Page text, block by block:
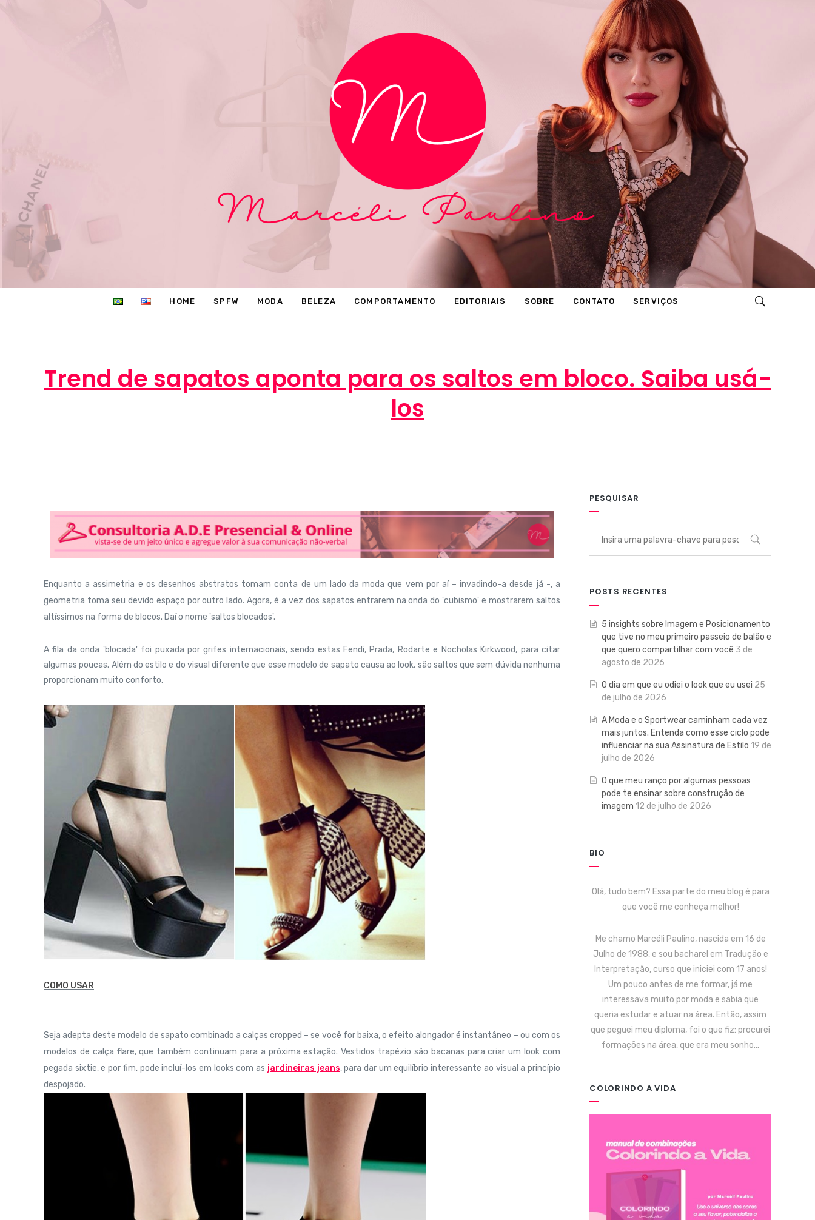
HOME SPFW MODA BELEZA COMPORTAMENTO EDITORIAIS SOBRE CONTATO SERVIÇOS
Trend de sapatos aponta para os saltos em bloco. Saiba usá-
los
Enquanto a assimetria e os desenhos abstratos tomam conta de um lado da moda que vem por aí – invadindo-a desde já -, a
geometria toma seu devido espaço por outro lado. Agora, é a vez dos sapatos entrarem na onda do 'cubismo' e mostrarem saltos
altíssimos na forma de blocos. Daí o nome 'saltos blocados'.
A fila da onda 'blocada' foi puxada por grifes internacionais, sendo estas Fendi, Prada, Rodarte e Nocholas Kirkwood, para citar
algumas poucas. Além do estilo e do visual diferente que esse modelo de sapato causa ao look, são saltos que sem dúvida nenhuma
proporcionam muito conforto.
COMO USAR
Seja adepta deste modelo de sapato combinado a calças cropped – se você for baixa, o efeito alongador é instantâneo – ou com os
modelos de calça flare, que também continuam para a próxima estação. Vestidos trapézio são bacanas para criar um look com
pegada sixtie, e por fim, pode incluí-los em looks com as jardineiras jeans, para dar um equilíbrio interessante ao visual a princípio
despojado.
PESQUISAR
POSTS RECENTES
5 insights sobre Imagem e Posicionamento
que tive no meu primeiro passeio de balão e
que quero compartilhar com você 3 de
agosto de 2026
O dia em que eu odiei o look que eu usei 25
de julho de 2026
A Moda e o Sportwear caminham cada vez
mais juntos. Entenda como esse ciclo pode
influenciar na sua Assinatura de Estilo 19 de
julho de 2026
O que meu ranço por algumas pessoas
pode te ensinar sobre construção de
imagem 12 de julho de 2026
BIO
Olá, tudo bem? Essa parte do meu blog é para
que você me conheça melhor!
Me chamo Marcéli Paulino, nascida em 16 de
Julho de 1988, e sou bacharel em Tradução e
Interpretação, curso que iniciei com 17 anos!
Um pouco antes de me formar, já me
interessava muito por moda e sabia que
queria estudar e atuar na área. Então, assim
que peguei meu diploma, foi o que fiz: procurei
formações na área, que era meu sonho…
COLORINDO A VIDA